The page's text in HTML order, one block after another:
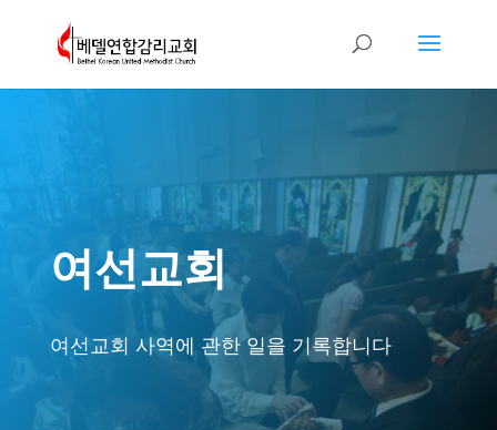
여선교회
여선교회 사역에 관한 일을 기록합니다